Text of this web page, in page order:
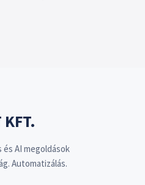
KFT.
AI megoldások
Automatizálás.